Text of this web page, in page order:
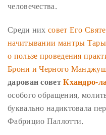
человечества.
Среди них совет Его
начитывании мантры Тары
о пользе проведения
Брони и Черного
дарован советКхандро-
особого обращения,
буквально надиктовала
Фабрицио Паллотти.